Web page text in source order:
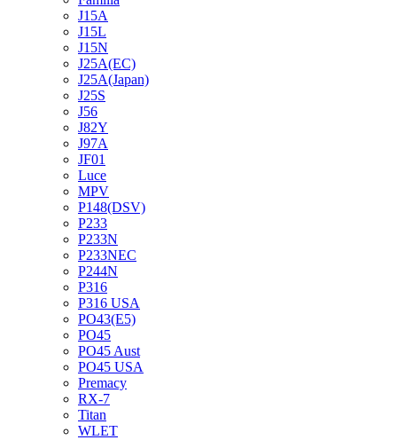
J15A
J15L
J15N
J25A(EC)
J25A(Japan)
J25S
J56
J82Y
J97A
JF01
Luce
MPV
P148(DSV)
P233
P233N
P233NEC
P244N
P316
P316 USA
PO43(E5)
PO45
PO45 Aust
PO45 USA
Premacy
RX-7
Titan
WLET